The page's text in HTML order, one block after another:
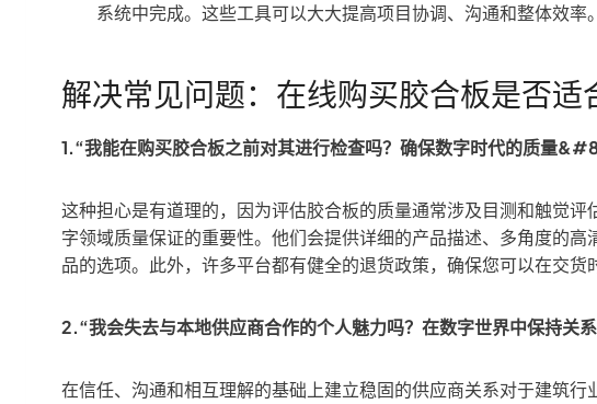
系统中完成。这些工具可以大大提高项目协调、沟通和整体效率。
解决常见问题：在线购买胶合板是否适
1.“我能在购买胶合板之前对其进行检查吗？确保数字时代的质量
这种担心是有道理的，因为评估胶合板的质量通常涉及目测和触觉
字领域质量保证的重要性。他们会提供详细的产品描述、多角度的
品的选项。此外，许多平台都有健全的退货政策，确保您可以在交货
2.“我会失去与本地供应商合作的个人魅力吗？在数字世界中保持关
在信任、沟通和相互理解的基础上建立稳固的供应商关系对于建筑